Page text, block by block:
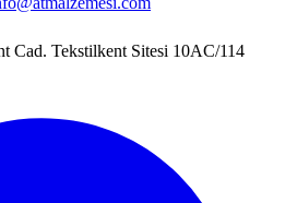
Cad. Tekstilkent Sitesi 10AC/114